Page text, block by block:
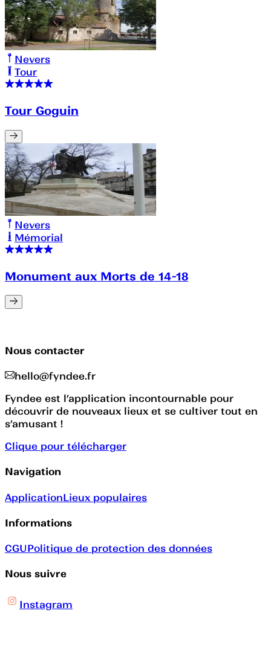
Nevers
Tour
Tour Goguin
Nevers
Mémorial
Monument aux Morts de 14-18
Nous contacter
hello@fyndee.fr
Fyndee est l’application incontournable pour
découvrir de nouveaux lieux et se cultiver tout en
s’amusant !
Clique pour télécharger
Navigation
ApplicationLieux populaires
Informations
CGUPolitique de protection des données
Nous suivre
Instagram